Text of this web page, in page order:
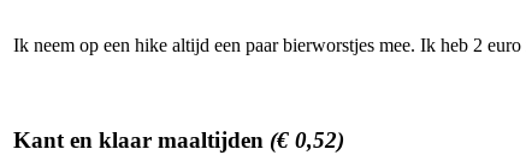
Ik neem op een hike altijd een paar bierworstjes mee. Ik heb 2
Kant en klaar maaltijden (€ 0,52)